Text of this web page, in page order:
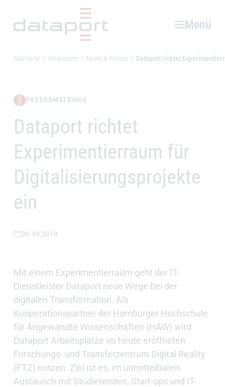
Menü
Startseite Newsroom News & Presse Dataport richtet
PRESSEMELDUNG
–
Dataport richtet
Experimentierraum für
Digitalisierungsprojekte
ein
30.09.2019
Mit einem Experimentierraum geht der IT-
Dienstleister Dataport neue Wege bei der
digitalen Transformation. Als
Kooperationspartner der Hamburger Hochschule
für Angewandte Wissenschaften (HAW) wird
Dataport Arbeitsplätze im heute eröffneten
Forschungs- und Transferzentrum Digital Reality
(FTZ) nutzen. Ziel ist es, im unmittelbaren
Austausch mit Studierenden, Start-ups und IT-